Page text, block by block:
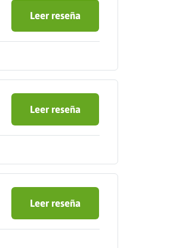
Leer reseña
Leer reseña
Leer reseña